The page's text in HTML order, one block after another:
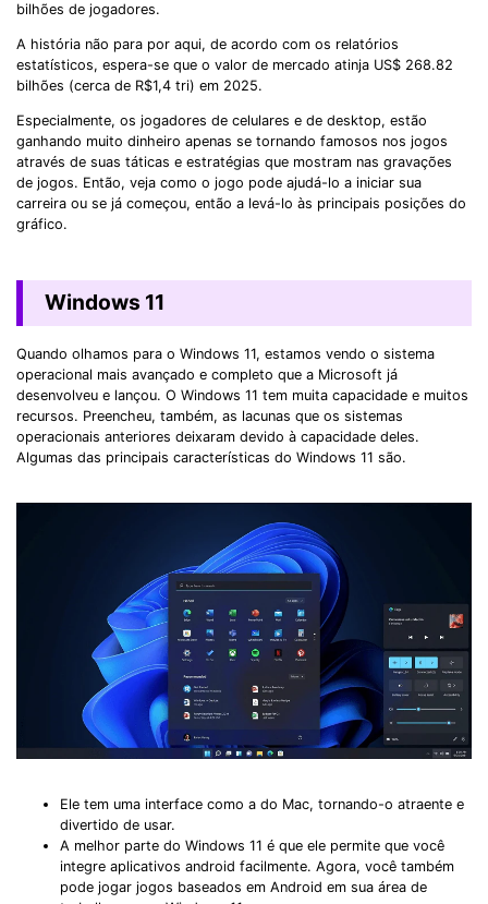
bilhões de jogadores.
A história não para por aqui, de acordo com os relatórios
estatísticos, espera-se que o valor de mercado atinja US$ 268.82
bilhões (cerca de R$1,4 tri) em 2025.
Especialmente, os jogadores de celulares e de desktop, estão
ganhando muito dinheiro apenas se tornando famosos nos jogos
através de suas táticas e estratégias que mostram nas gravações
de jogos. Então, veja como o jogo pode ajudá-lo a iniciar sua
carreira ou se já começou, então a levá-lo às principais posições do
gráfico.
Windows 11
Quando olhamos para o Windows 11, estamos vendo o sistema
operacional mais avançado e completo que a Microsoft já
desenvolveu e lançou. O Windows 11 tem muita capacidade e muitos
recursos. Preencheu, também, as lacunas que os sistemas
operacionais anteriores deixaram devido à capacidade deles.
Algumas das principais características do Windows 11 são.
Ele tem uma interface como a do Mac, tornando-o atraente e
divertido de usar.
A melhor parte do Windows 11 é que ele permite que você
integre aplicativos android facilmente. Agora, você também
pode jogar jogos baseados em Android em sua área de